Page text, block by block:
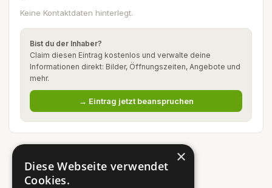
Keine Kontaktdaten hinterlegt.
Bist du der Inhaber?
Claim diesen Eintrag kostenlos und verwalte deine
Informationen direkt: Bilder, Öffnungszeiten, Angebote und
mehr.
→ Eintrag jetzt beanspruchen
×
Diese Webseite verwendet
Cookies.